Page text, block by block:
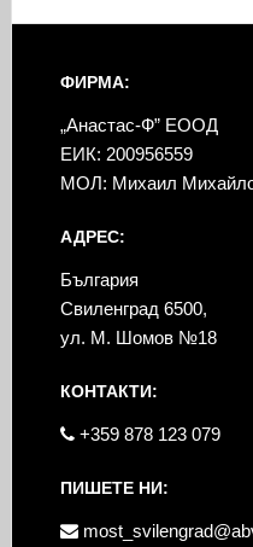
ФИРМА:
„Анастас-Ф” ЕООД
ЕИК: 200956559
МОЛ: Михаил
АДРЕС:
България
Свиленград 6500,
ул. М. Шомов №18
КОНТАКТИ:
+359 878 123 079
ПИШЕТЕ НИ: